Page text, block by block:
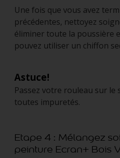
Une fois que vous avez
précédentes, nettoyez
éliminer toute la poussière
pouvez utiliser un chiffon
Astuce!
Passez votre rouleau sur le
toutes impuretés.
Etape 4 : Mélangez
peinture Ecran+ Bois